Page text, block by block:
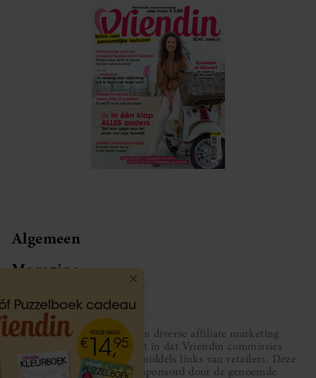
Algemeen
Magazine
Service
Vriendin participeert in diverse affiliate marketing
programma’s, dat houdt in dat Vriendin commissies
ontvangt voor aankopen middels links van retailers. Deze
website wordt niet gesponsord door de genoemde